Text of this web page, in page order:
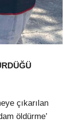
çıkarılan
öldürme’